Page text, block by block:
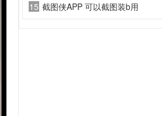
15 截图侠APP 可以截图装b用